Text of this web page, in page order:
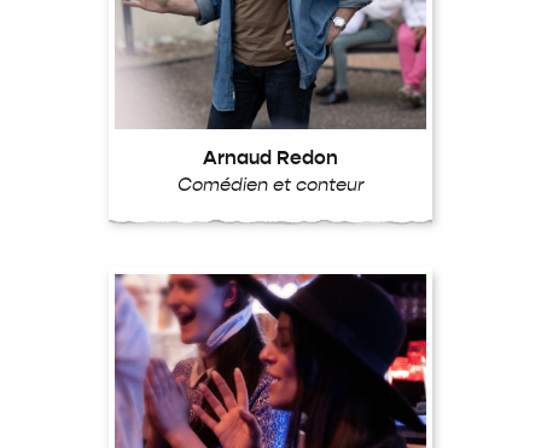
Arnaud Redon
Comédien et conteur